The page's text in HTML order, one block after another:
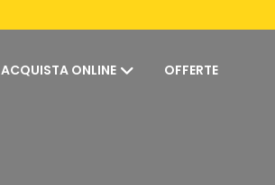
ACQUISTA ONLINE OFFERTE